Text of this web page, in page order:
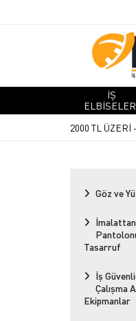
İŞ
2000 TL ÜZERİ -
Göz ve
Tasarruf
İş
Çalışma
Ekipmanlar